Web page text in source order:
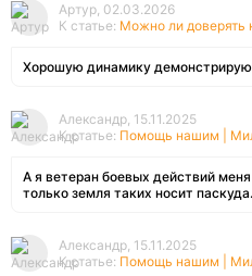
Артур, 02.03.2026
К статье: Можно ли доверять
Хорошую динамику
Александр, 15.11.2025
К статье: Помощь нашим |
А я ветеран боевых действий
только земля таких носит
Александр, 15.11.2025
К статье: Помощь нашим |